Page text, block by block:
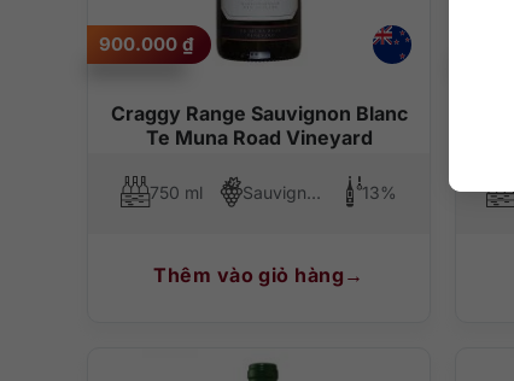
Craggy Range Sauvignon Blanc
Te Muna Road Vineyard
900.000 ₫
750 ml Sauvignon Blanc 13%
Thêm vào giỏ hàng